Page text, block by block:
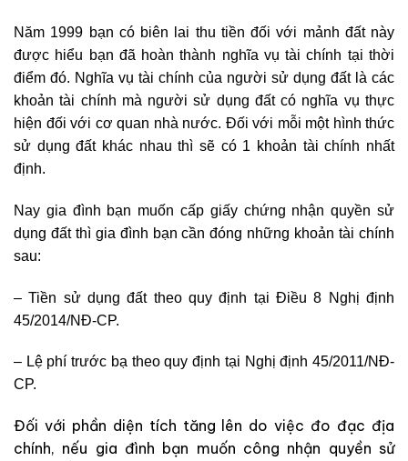
Năm 1999 bạn có biên lai thu tiền đối với mảnh đất này
được hiểu bạn đã hoàn thành nghĩa vụ tài chính tại thời
điểm đó. Nghĩa vụ tài chính của người sử dụng đất là các
khoản tài chính mà người sử dụng đất có nghĩa vụ thực
hiện đối với cơ quan nhà nước. Đối với mỗi một hình thức
sử dụng đất khác nhau thì sẽ có 1 khoản tài chính nhất
định.
Nay gia đình bạn muốn cấp giấy chứng nhận quyền sử
dụng đất thì gia đình bạn cần đóng những khoản tài chính
sau:
– Tiền sử dụng đất theo quy định tại Điều 8 Nghị định
45/2014/NĐ-CP.
– Lệ phí trước bạ theo quy định tại Nghị định 45/2011/NĐ-
CP.
Đối với phần diện tích tăng lên do việc đo đạc địa
chính, nếu gia đình bạn muốn công nhận quyền sử